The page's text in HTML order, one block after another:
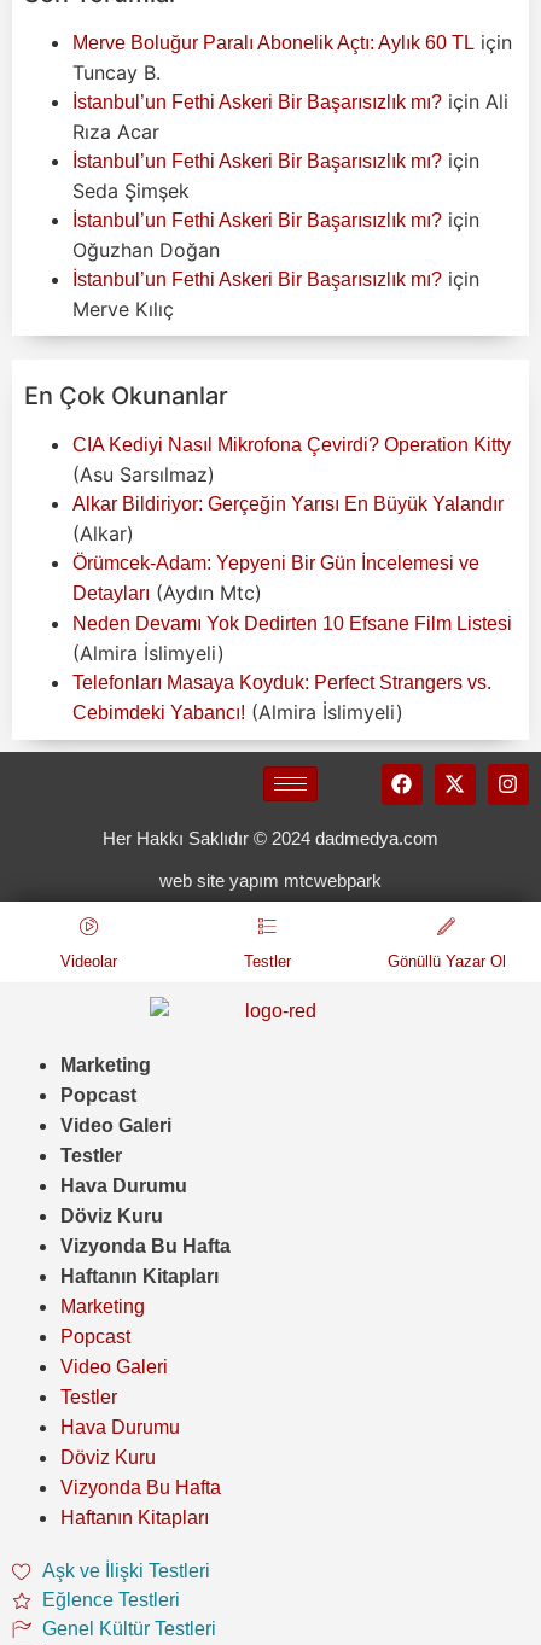
Merve Boluğur Paralı Abonelik Açtı: Aylık 60 TL için
Tuncay B.
İstanbul’un Fethi Askeri Bir Başarısızlık mı? için Ali
Rıza Acar
İstanbul’un Fethi Askeri Bir Başarısızlık mı? için
Seda Şimşek
İstanbul’un Fethi Askeri Bir Başarısızlık mı? için
Oğuzhan Doğan
İstanbul’un Fethi Askeri Bir Başarısızlık mı? için
Merve Kılıç
En Çok Okunanlar
CIA Kediyi Nasıl Mikrofona Çevirdi? Operation Kitty
(Asu Sarsılmaz)
Alkar Bildiriyor: Gerçeğin Yarısı En Büyük Yalandır
(Alkar)
Örümcek-Adam: Yepyeni Bir Gün İncelemesi ve
Detayları (Aydın Mtc)
Neden Devamı Yok Dedirten 10 Efsane Film Listesi
(Almira İslimyeli)
Telefonları Masaya Koyduk: Perfect Strangers vs.
Cebimdeki Yabancı! (Almira İslimyeli)
Her Hakkı Saklıdır © 2024 dadmedya.com
web site yapım mtcwebpark
Videolar Testler Gönüllü Yazar Ol
Marketing
Popcast
Video Galeri
Testler
Hava Durumu
Döviz Kuru
Vizyonda Bu Hafta
Haftanın Kitapları
Marketing
Popcast
Video Galeri
Testler
Hava Durumu
Döviz Kuru
Vizyonda Bu Hafta
Haftanın Kitapları
Aşk ve İlişki Testleri
Eğlence Testleri
Genel Kültür Testleri